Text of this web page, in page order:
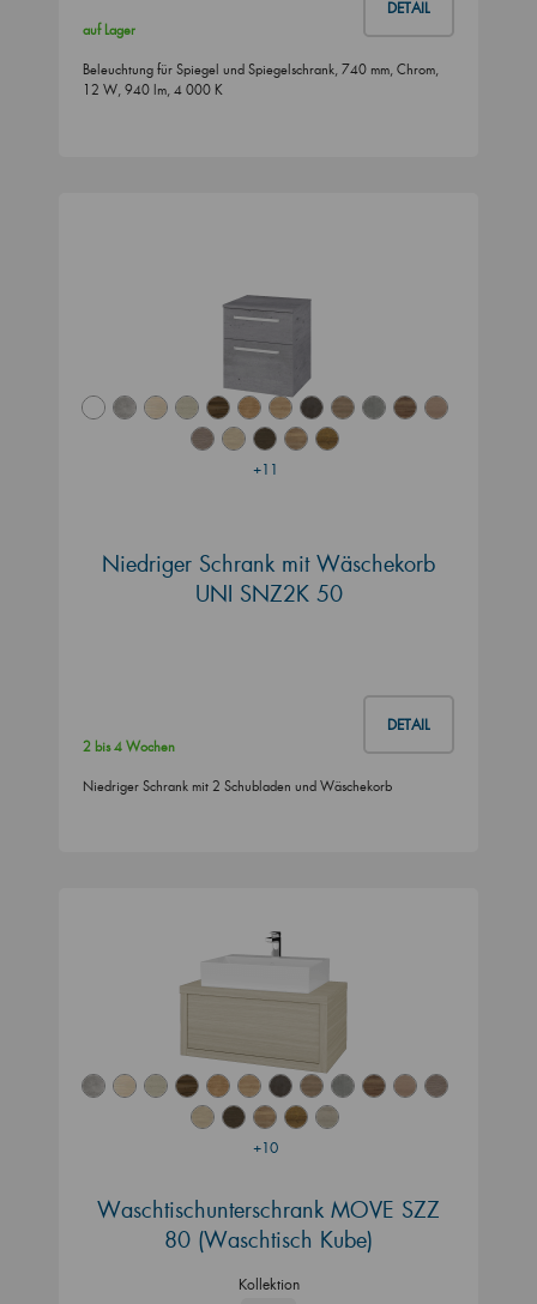
DETAIL
auf Lager
Beleuchtung für Spiegel und Spiegelschrank, 740 mm, Chrom,
12 W, 940 lm, 4 000 K
+11
Niedriger Schrank mit Wäschekorb
UNI SNZ2K 50
DETAIL
2 bis 4 Wochen
Niedriger Schrank mit 2 Schubladen und Wäschekorb
+10
Waschtischunterschrank MOVE SZZ
80 (Waschtisch Kube)
Kollektion